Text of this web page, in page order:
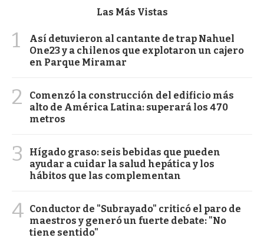
Las Más Vistas
1
Así detuvieron al cantante de trap Nahuel
One23 y a chilenos que explotaron un cajero
en Parque Miramar
2
Comenzó la construcción del edificio más
alto de América Latina: superará los 470
metros
3
Hígado graso: seis bebidas que pueden
ayudar a cuidar la salud hepática y los
hábitos que las complementan
4 Conductor de "Subrayado" criticó el paro de
maestros y generó un fuerte debate: "No
tiene sentido"